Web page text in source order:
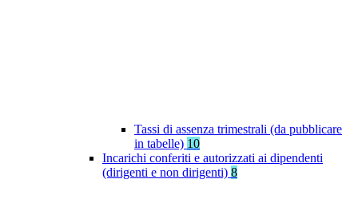
Tassi di assenza trimestrali (da pubblicare
in tabelle) 10
Incarichi conferiti e autorizzati ai dipendenti
(dirigenti e non dirigenti) 8